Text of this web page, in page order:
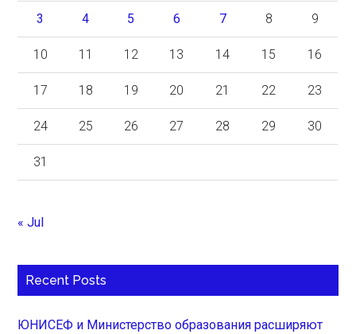
3 4 5 6 7 8 9
10 11 12 13 14 15 16
17 18 19 20 21 22 23
24 25 26 27 28 29 30
31
« Jul
Recent Posts
ЮНИСЕФ и Министерство образования расширяют